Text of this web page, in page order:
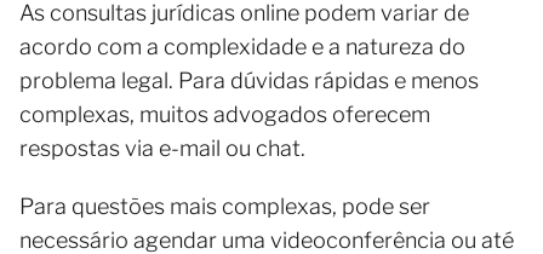
As consultas jurídicas online podem variar de
acordo com a complexidade e a natureza do
problema legal. Para dúvidas rápidas e menos
complexas, muitos advogados oferecem
respostas via e-mail ou chat.
Para questões mais complexas, pode ser
necessário agendar uma videoconferência ou até